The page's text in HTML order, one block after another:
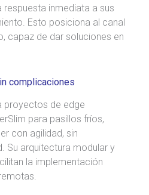
respuesta inmediata a sus
Esto posiciona al canal
capaz de dar soluciones en
complicaciones
proyectos de edge
para pasillos fríos,
con agilidad, sin
Su arquitectura modular y
la implementación